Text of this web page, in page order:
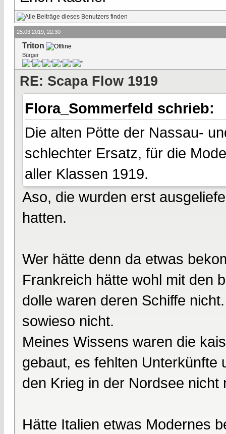
25.03.2019, 22:30
Triton
Bürger
RE: Scapa Flow 1919
Flora_Sommerfeld schrieb:
Die alten Pötte der Nassau-
schlechter Ersatz, für die
aller Klassen 1919.
Aso, die wurden erst
hatten.
Wer hätte denn da etwas
Frankreich hätte wohl mit den
dolle waren deren Schiffe
sowieso nicht.
Meines Wissens waren die
gebaut, es fehlten Unterkünfte
den Krieg in der Nordsee nicht
Hätte Italien etwas Modernes